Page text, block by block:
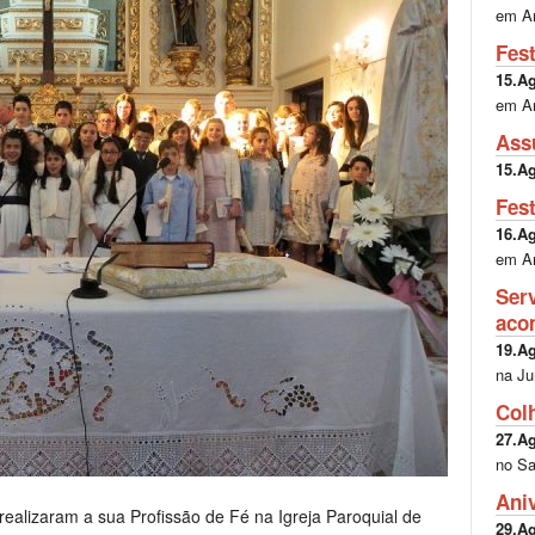
a sua Profissão de Fé na Igreja Paroquial de
em
em
em
na
no